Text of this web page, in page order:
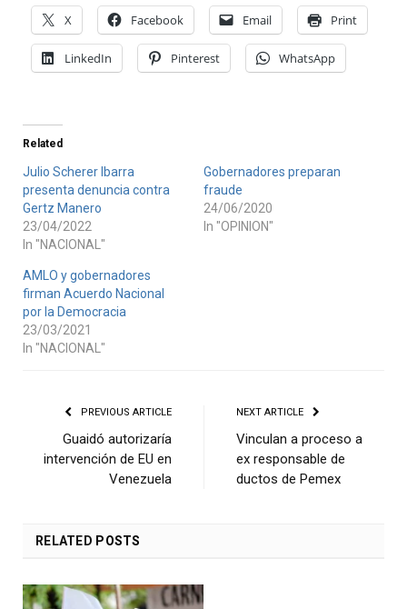
X Facebook Email Print
LinkedIn Pinterest WhatsApp
Related
Julio Scherer Ibarra
presenta denuncia contra
Gertz Manero
23/04/2022
In "NACIONAL"
Gobernadores preparan
fraude
24/06/2020
In "OPINION"
AMLO y gobernadores
firman Acuerdo Nacional
por la Democracia
23/03/2021
In "NACIONAL"
PREVIOUS ARTICLE
Guaidó autorizaría
intervención de EU en
Venezuela
NEXT ARTICLE
Vinculan a proceso a
ex responsable de
ductos de Pemex
RELATED POSTS